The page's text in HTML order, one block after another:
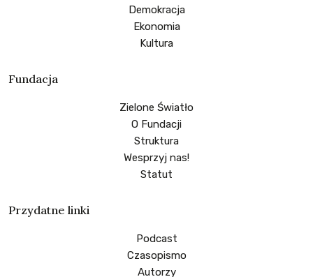
Demokracja
Ekonomia
Kultura
Fundacja
Zielone Światło
O Fundacji
Struktura
Wesprzyj nas!
Statut
Przydatne linki
Podcast
Czasopismo
Autorzy